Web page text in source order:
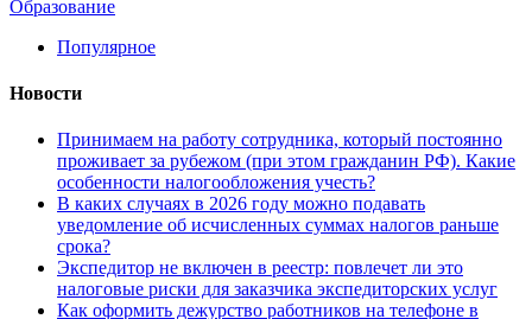
Образование
Популярное
Новости
Принимаем на работу сотрудника, который постоянно
проживает за рубежом (при этом гражданин РФ). Какие
особенности налогообложения учесть?
В каких случаях в 2026 году можно подавать
уведомление об исчисленных суммах налогов раньше
срока?
Экспедитор не включен в реестр: повлечет ли это
налоговые риски для заказчика экспедиторских услуг
Как оформить дежурство работников на телефоне в